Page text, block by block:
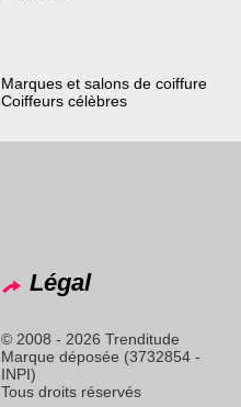
Marques et salons de coiffure
Coiffeurs célèbres
Légal
© 2008 - 2026 Trenditude
Marque déposée (3732854 -
INPI)
Tous droits réservés